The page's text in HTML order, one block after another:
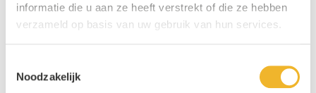
informatie die u aan ze heeft verstrekt of die ze hebben
verzameld op basis van uw gebruik van hun services.
Noodzakelijk